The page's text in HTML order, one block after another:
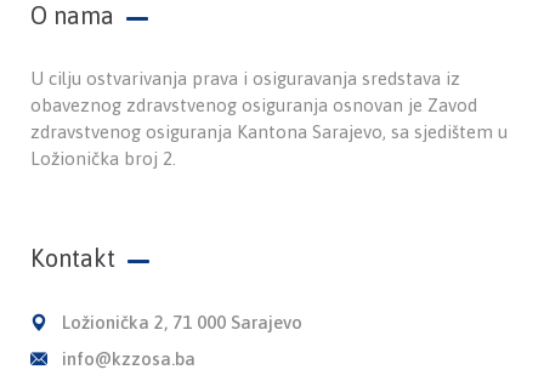
O nama
U cilju ostvarivanja prava i osiguravanja sredstava iz
obaveznog zdravstvenog osiguranja osnovan je Zavod
zdravstvenog osiguranja Kantona Sarajevo, sa sjedištem u
Ložionička broj 2.
Kontakt
Ložionička 2, 71 000 Sarajevo
info@kzzosa.ba